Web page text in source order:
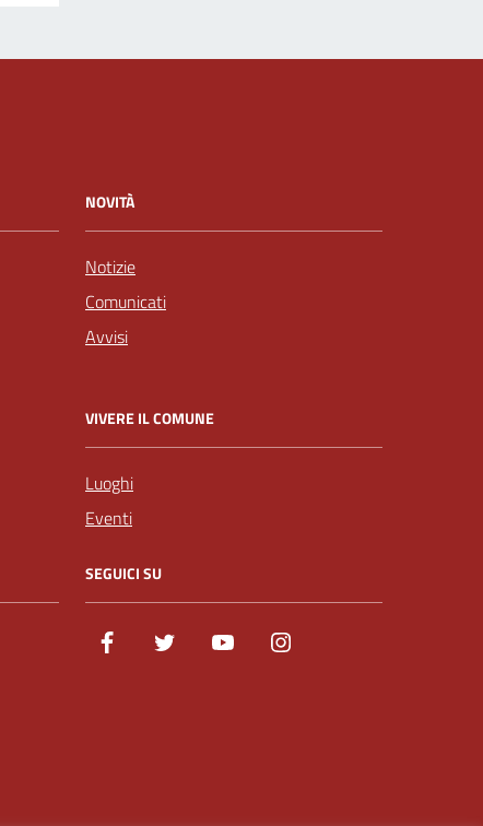
NOVITÀ
Notizie
Comunicati
Avvisi
VIVERE IL COMUNE
Luoghi
Eventi
SEGUICI SU
Facebook Twitter Youtube